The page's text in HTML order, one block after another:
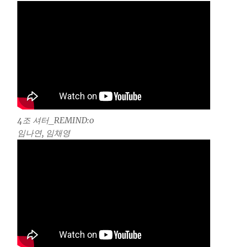
4조 셔터_REMIND:0
임나연, 임채영